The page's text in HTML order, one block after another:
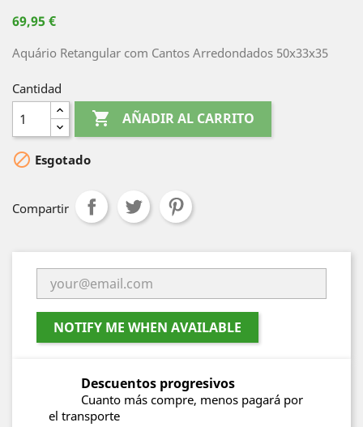
69,95 €
Aquário Retangular com Cantos Arredondados 50x33x35
Cantidad
 AÑADIR AL CARRITO
 Esgotado
Compartir
NOTIFY ME WHEN AVAILABLE
Descuentos progresivos
Cuanto más compre, menos pagará por
el transporte